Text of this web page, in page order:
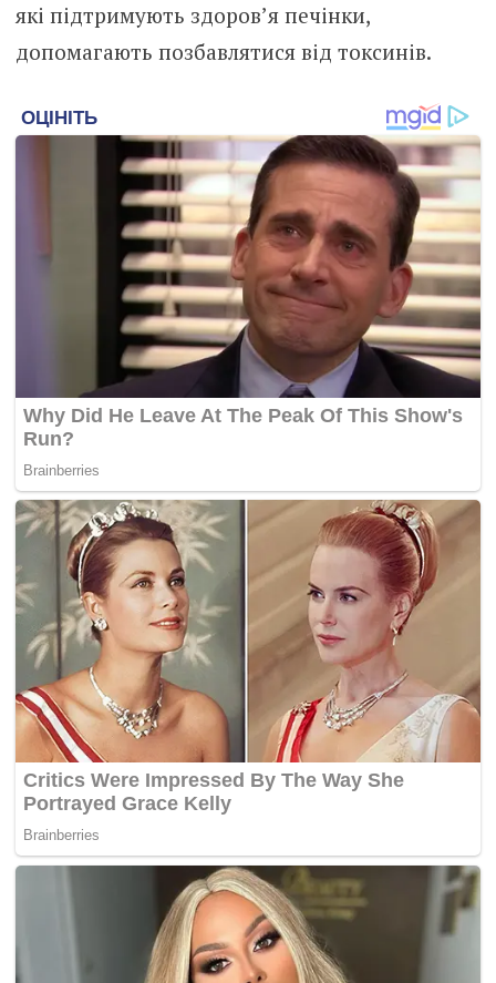
які підтримують здоров’я печінки,
допомагають позбавлятися від токсинів.